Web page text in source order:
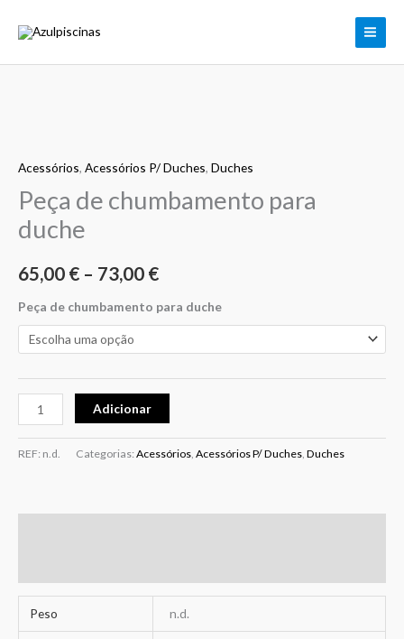
Acessórios, Acessórios P/ Duches, Duches
Peça de chumbamento para
duche
65,00 € – 73,00 €
range:
65,00 €
73,00 €
Peça de chumbamento para duche
Peça
de
chumbamento
para
Adicionar
REF: n.d. Categorias: Acessórios Acessórios P/ Duches Duches
Peso n.d.